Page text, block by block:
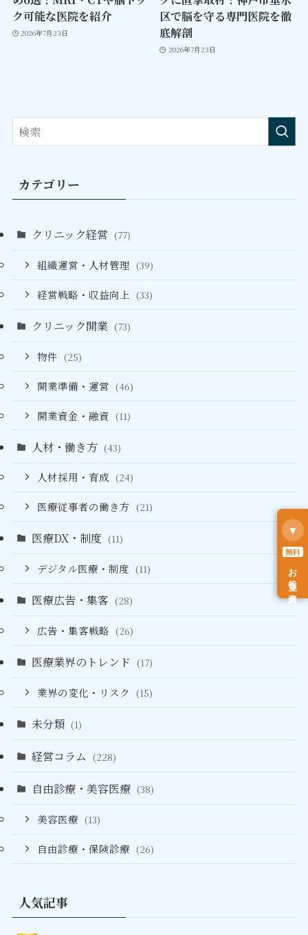
ク可能な医院を紹介
2026年7月23日
区で脳を守る専門医院を徹
底解剖
2026年7月23日
カテゴリー
クリニック経営 (77)
組織運営・人材管理 (39)
経営戦略・収益向上 (33)
クリニック開業 (73)
物件 (25)
開業準備・運営 (46)
開業資金・融資 (11)
人材・働き方 (43)
人材採用・育成 (24)
医療従事者の働き方 (21)
医療DX・制度 (11)
デジタル医療・制度 (11)
医療広告・集客 (28)
広告・集客戦略 (26)
医療業界のトレンド (17)
業界の変化・リスク (15)
未分類 (1)
経営コラム (228)
自由診療・美容医療 (38)
美容医療 (13)
自由診療・保険診療 (26)
人気記事
▼
無料
お役立ち資料